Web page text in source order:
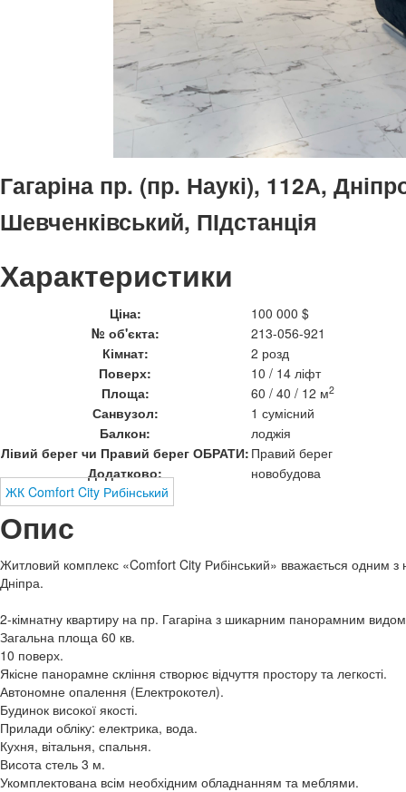
Гагаріна пр. (пр. Наукі), 112А,
Шевченківський, ПІдстанція
Характеристики
Ціна:
100 000 $
№ об'єкта:
213-056-921
Кімнат:
2 розд
Поверх:
10 / 14 ліфт
Площа:
60 / 40 / 12 м2
Санвузол:
1 сумісний
Балкон:
лоджія
Лівий берег чи Правий берег ОБРАТИ: Правий берег
Додатково:
новобудова
ЖК Comfort City Рибінський
Опис
Житловий комплекс «Comfort City Рибінський» вважається одним з
Дніпра.
2-кімнатну квартиру на пр. Гагаріна з шикарним панорамним видом
Загальна площа 60 кв.
10 поверх.
Якісне панорамне скління створює відчуття простору та легкості.
Автономне опалення (Електрокотел).
Будинок високої якості.
Прилади обліку: електрика, вода.
Кухня, вітальня, спальня.
Висота стель 3 м.
Укомплектована всім необхідним обладнанням та меблями.